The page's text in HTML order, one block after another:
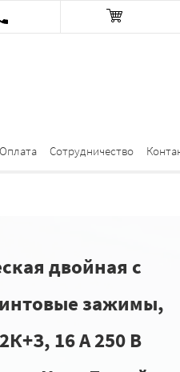
Оплата Сотрудничество
двойная с
зажимы,
16 А 250 В